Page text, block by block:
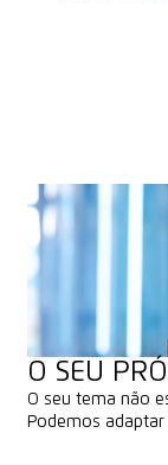
O SEU
O seu tema não
Podemos